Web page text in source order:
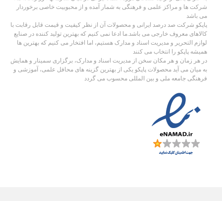
شرکت ها و مراکز علمی و فرهنگی به شمار آمده و از محبوبیت خاصی برخوردار
می باشد
پاپکو شرکت صد درصد ایرانی و محصولات آن از نظر کیفیت و قیمت قابل رقابت با
کالاهای معروف خارجی می باشد.ما ادعا نمی کنیم که بهترین تولید کننده در صنایع
لوازم التحریر و مدیریت اسناد و مدارک هستیم، اما افتخار می کنیم که بهترین ها
همیشه پاپکو را انتخاب می کنند
در هر زمان و هر مکان سخن از مدیریت اسناد و مدارک، برگزاری سمینار و همایش
به میان می آید محصولات پاپکو یکی از بهترین گزینه های محافل علمی، آموزشی و
فرهنگی جامعه ملی و بین المللی محسوب می گردد